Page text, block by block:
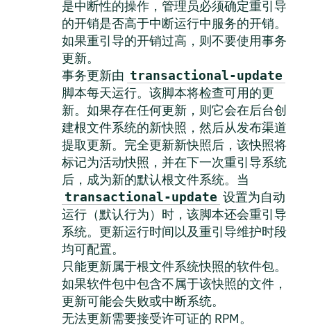
是中断性的操作，管理员必须确定重引导
的开销是否高于中断运行中服务的开销。
如果重引导的开销过高，则不要使用事务
更新。
事务更新由 transactional-update
脚本每天运行。该脚本将检查可用的更
新。如果存在任何更新，则它会在后台创
建根文件系统的新快照，然后从发布渠道
提取更新。完全更新新快照后，该快照将
标记为活动快照，并在下一次重引导系统
后，成为新的默认根文件系统。当
transactional-update 设置为自动
运行（默认行为）时，该脚本还会重引导
系统。更新运行时间以及重引导维护时段
均可配置。
只能更新属于根文件系统快照的软件包。
如果软件包中包含不属于该快照的文件，
更新可能会失败或中断系统。
无法更新需要接受许可证的 RPM。